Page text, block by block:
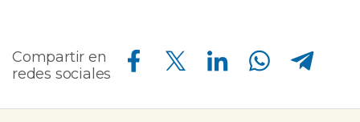
Compartir en
redes sociales
Compartir en Facebook Compartir en Twitter Compartir en Linkedin Compartir en Whatsapp Compartir en Telegram